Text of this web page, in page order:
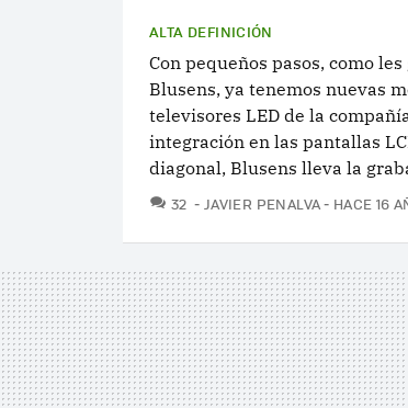
ALTA DEFINICIÓN
Con pequeños pasos, como
Blusens, ya tenemos nuevas
televisores LED de la
integración en las pantallas
diagonal, Blusens lleva la
32 COMENTARIOS
JAVIER PENALVA HACE 16